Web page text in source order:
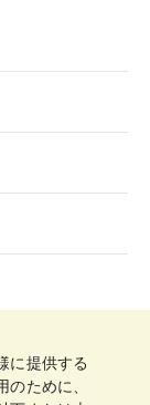
設定
に提供する
ために、